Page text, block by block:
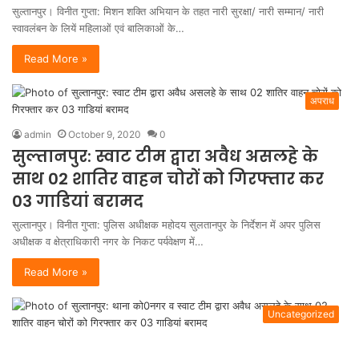
सुल्तानपुर। विनीत गुप्ता: मिशन शक्ति अभियान के तहत नारी सुरक्षा/ नारी सम्मान/ नारी
स्वावलंबन के लियें महिलाओं एवं बालिकाओं के…
Read More »
अपराध
admin October 9, 2020 0
सुल्तानपुर: स्वाट टीम द्वारा अवैध असलहे के
साथ 02 शातिर वाहन चोरों को गिरफ्तार कर
03 गाडियां बरामद
सुल्तानपुर। विनीत गुप्ता: पुलिस अधीक्षक महोदय सुलतानपुर के निर्देशन में अपर पुलिस
अधीक्षक व क्षेत्राधिकारी नगर के निकट पर्यवेक्षण में…
Read More »
Uncategorized